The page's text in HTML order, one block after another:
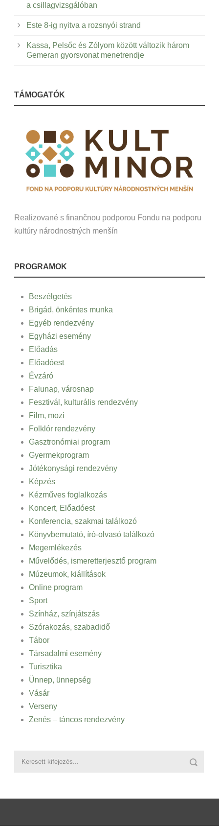
a csillagvizsgálóban
Este 8-ig nyitva a rozsnyói strand
Kassa, Pelsőc és Zólyom között változik három
Gemeran gyorsvonat menetrendje
TÁMOGATÓK
Realizované s finančnou podporou Fondu na podporu
kultúry národnostných menšín
PROGRAMOK
Beszélgetés
Brigád, önkéntes munka
Egyéb rendezvény
Egyházi esemény
Előadás
Előadóest
Évzáró
Falunap, városnap
Fesztivál, kulturális rendezvény
Film, mozi
Folklór rendezvény
Gasztronómiai program
Gyermekprogram
Jótékonysági rendezvény
Képzés
Kézműves foglalkozás
Koncert, Előadóest
Konferencia, szakmai találkozó
Könyvbemutató, író-olvasó találkozó
Megemlékezés
Művelődés, ismeretterjesztő program
Múzeumok, kiállítások
Online program
Sport
Színház, színjátszás
Szórakozás, szabadidő
Tábor
Társadalmi esemény
Turisztika
Ünnep, ünnepség
Vásár
Verseny
Zenés – táncos rendezvény